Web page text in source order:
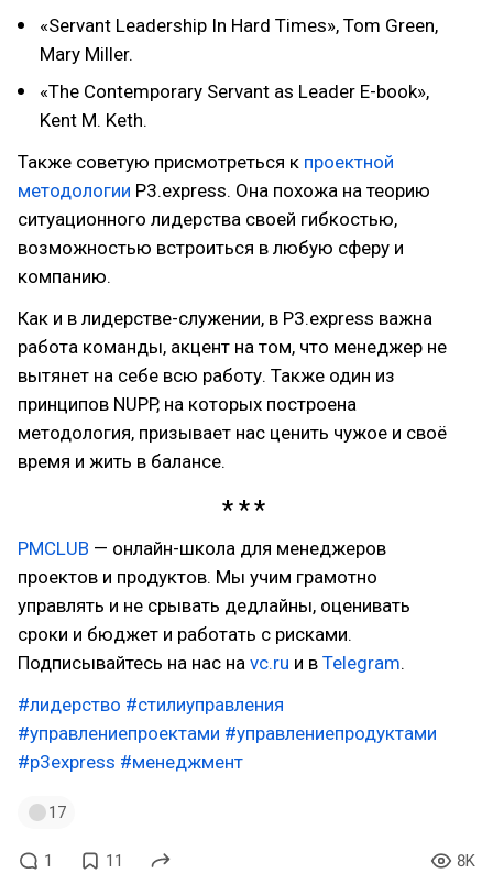
«Servant Leadership In Hard Times», Tom Green,
Mary Miller.
«The Contemporary Servant as Leader E-book»,
Kent M. Keth.
Также советую присмотреться к проектной
методологии P3.express. Она похожа на теорию
ситуационного лидерства своей гибкостью,
возможностью встроиться в любую сферу и
компанию.
Как и в лидерстве-служении, в P3.express важна
работа команды, акцент на том, что менеджер не
вытянет на себе всю работу. Также один из
принципов NUPP, на которых построена
методология, призывает нас ценить чужое и своё
время и жить в балансе.
PMCLUB — онлайн-школа для менеджеров
проектов и продуктов. Мы учим грамотно
управлять и не срывать дедлайны, оценивать
сроки и бюджет и работать с рисками.
Подписывайтесь на нас на vc.ru и в Telegram.
#лидерство #стилиуправления
#управлениепроектами #управлениепродуктами
#p3express #менеджмент
17
1 11 8K